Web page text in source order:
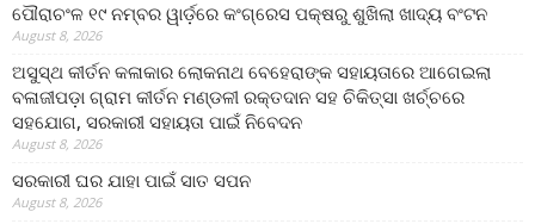
ପୌରାଚଂଳ ୧୯ ନମ୍ବର ୱାର୍ଡ଼ରେ କଂଗ୍ରେସ ପକ୍ଷରୁ ଶୁଖିଲା ଖାଦ୍ୟ ବଂଟନ
August 8, 2026
ଅସୁସ୍ଥ କୀର୍ତନ କଳାକାର ଲୋକନାଥ ବେହେରାଙ୍କ ସହାୟତାରେ ଆଗେଇଲା
ବଳାଜୀପଡ଼ା ଗ୍ରାମ କୀର୍ତନ ମଣ୍ଡଳୀ ରକ୍ତଦାନ ସହ ଚିକିତ୍ସା ଖର୍ଚ୍ଚରେ
ସହଯୋଗ, ସରକାରୀ ସହାୟତା ପାଇଁ ନିବେଦନ
August 8, 2026
ସରକାରୀ ଘର ଯାହା ପାଇଁ ସାତ ସପନ
August 8, 2026